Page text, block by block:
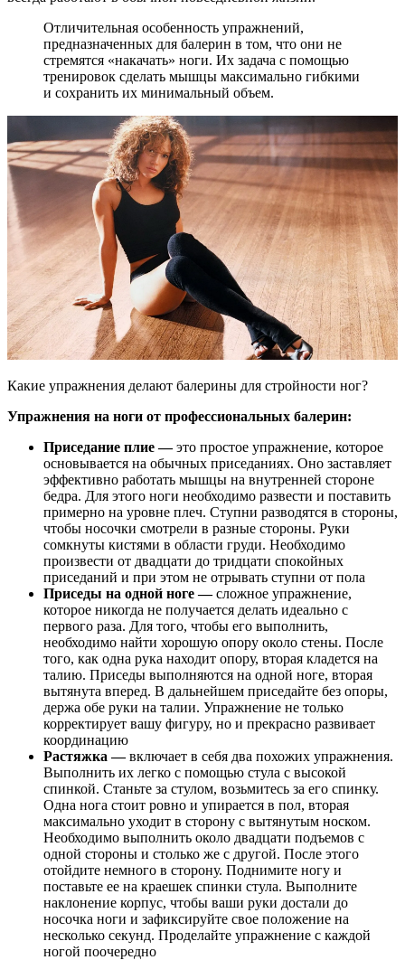
Отличительная особенность упражнений,
предназначенных для балерин в том, что они не
стремятся «накачать» ноги. Их задача с помощью
тренировок сделать мышцы максимально гибкими
и сохранить их минимальный объем.
Какие упражнения делают балерины для стройности ног?
Упражнения на ноги от профессиональных балерин:
Приседание плие —это простое упражнение, которое
основывается на обычных приседаниях. Оно заставляет
эффективно работать мышцы на внутренней стороне
бедра. Для этого ноги необходимо развести и поставить
примерно на уровне плеч. Ступни разводятся в стороны,
чтобы носочки смотрели в разные стороны. Руки
сомкнуты кистями в области груди. Необходимо
произвести от двадцати до тридцати спокойных
приседаний и при этом не отрывать ступни от пола
Приседы на одной ноге —сложное упражнение,
которое никогда не получается делать идеально с
первого раза. Для того, чтобы его выполнить,
необходимо найти хорошую опору около стены. После
того, как одна рука находит опору, вторая кладется на
талию. Приседы выполняются на одной ноге, вторая
вытянута вперед. В дальнейшем приседайте без опоры,
держа обе руки на талии. Упражнение не только
корректирует вашу фигуру, но и прекрасно развивает
координацию
Растяжка —включает в себя два похожих упражнения.
Выполнить их легко с помощью стула с высокой
спинкой. Станьте за стулом, возьмитесь за его спинку.
Одна нога стоит ровно и упирается в пол, вторая
максимально уходит в сторону с вытянутым носком.
Необходимо выполнить около двадцати подъемов с
одной стороны и столько же с другой. После этого
отойдите немного в сторону. Поднимите ногу и
поставьте ее на краешек спинки стула. Выполните
наклонение корпус, чтобы ваши руки достали до
носочка ноги и зафиксируйте свое положение на
несколько секунд. Проделайте упражнение с каждой
ногой поочередно